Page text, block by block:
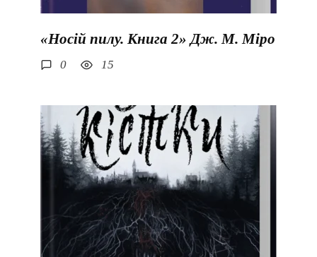
«Носій пилу. Книга 2» Дж. М. Міро
0 15